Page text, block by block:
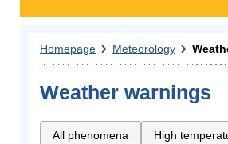
Homepage Meteorology
Weather warnings
All phenomena High